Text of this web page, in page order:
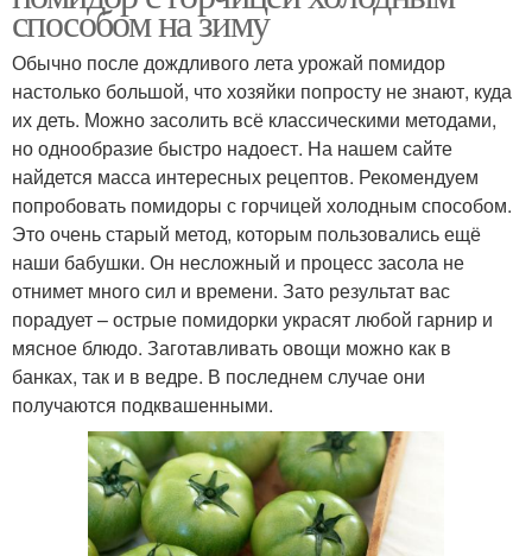
способом на зиму
Обычно после дождливого лета урожай помидор
настолько большой, что хозяйки попросту не знают, куда
их деть. Можно засолить всё классическими методами,
но однообразие быстро надоест. На нашем сайте
найдется масса интересных рецептов. Рекомендуем
попробовать помидоры с горчицей холодным способом.
Это очень старый метод, которым пользовались ещё
наши бабушки. Он несложный и процесс засола не
отнимет много сил и времени. Зато результат вас
порадует – острые помидорки украсят любой гарнир и
мясное блюдо. Заготавливать овощи можно как в
банках, так и в ведре. В последнем случае они
получаются подквашенными.